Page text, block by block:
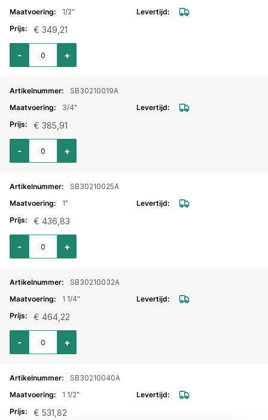
1/2"
€ 349,21
Aantal voor RVS kogelkraan 3-delig incl. pneumaat dubbelwerkend 1/2"
+
-
SB30210019A
3/4"
€ 385,91
Aantal voor RVS kogelkraan 3-delig incl. pneumaat dubbelwerkend 3/4"
+
-
SB30210025A
1"
€ 436,83
Aantal voor RVS kogelkraan 3-delig incl. pneumaat dubbelwerkend 1"
+
-
SB30210032A
1 1/4"
€ 464,22
Aantal voor RVS kogelkraan 3-delig incl. pneumaat dubbelwerkend 1.1/4"
+
-
SB30210040A
1 1/2"
€ 531,82